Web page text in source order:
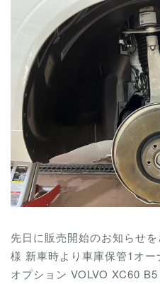
先日に販売開始のお知らせ
様 新車時より車庫保管1オ
オプション VOLVO XC60